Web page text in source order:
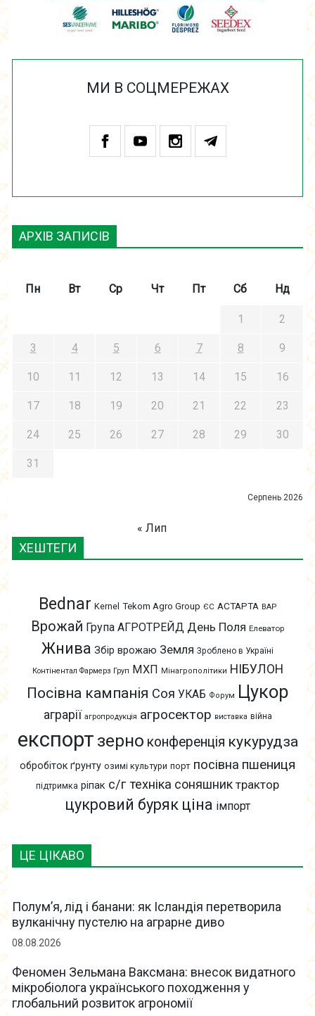
МИ В СОЦМЕРЕЖАХ
ЦЕ ЦІКАВО
Полум’я, лід і банани: як Ісландія перетворила
вулканічну пустелю на аграрне диво
08.08.2026
Феномен Зельмана Ваксмана: внесок видатного
мікробіолога українського походження у
глобальний розвиток агрономії
АРХІВ ЗАПИСІВ
Серпень 2026
Пн Вт Ср Чт Пт Сб Нд
1 2
3 4 5 6 7 8 9
10 11 12 13 14 15 16
17 18 19 20 21 22 23
24 25 26 27 28 29 30
31
« Лип
ХЕШТЕГИ
Bednar Kernel Tekom Agro Group ЄС АСТАРТА ВАР
Врожай Група АГРОТРЕЙД День Поля Елеватор
Жнива Збір врожаю Земля Зроблено в Україні
Контінентал Фармерз Груп МХП Мінагрополітики НІБУЛОН
Посівна кампанія Соя УКАБ Форум Цукор
аграрії агропродукція агросектор виставка війна
експорт зерно конференція кукурудза
обробіток ґрунту озимі культури порт посівна пшениця
підтримка ріпак с/г техніка соняшник трактор
цукровий буряк ціна імпорт